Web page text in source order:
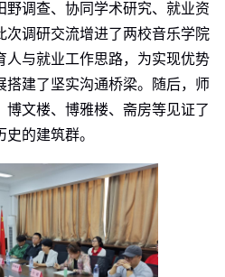
野调查、协同学术研究、就业资
次调研交流增进了两校音乐学院
人与就业工作思路，为实现优势
搭建了坚实沟通桥梁。随后，师
博文楼、博雅楼、斋房等见证了
的建筑群。